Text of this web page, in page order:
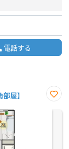
電話する
屋】
に入